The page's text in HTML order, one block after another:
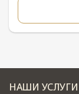
НАШИ УСЛУГИ